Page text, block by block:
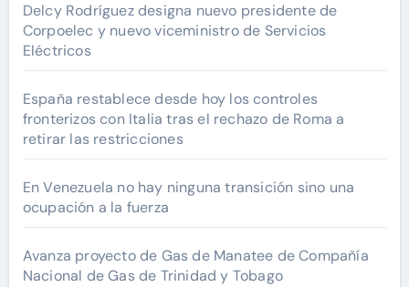
Delcy Rodríguez designa nuevo presidente de
Corpoelec y nuevo viceministro de Servicios
Eléctricos
España restablece desde hoy los controles
fronterizos con Italia tras el rechazo de Roma a
retirar las restricciones
En Venezuela no hay ninguna transición sino una
ocupación a la fuerza
Avanza proyecto de Gas de Manatee de Compañía
Nacional de Gas de Trinidad y Tobago